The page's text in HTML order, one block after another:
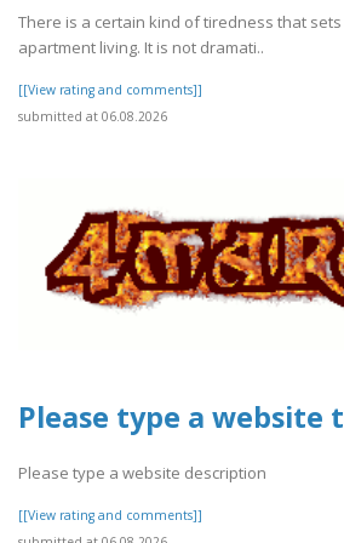
There is a certain kind of tiredness that
apartment living. It is not dramati..
[[View rating and comments]]
submitted at 06.08.2026
Please type a website
Please type a website description
[[View rating and comments]]